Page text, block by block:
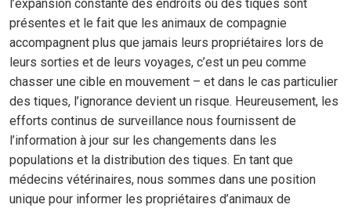
l’expansion constante des endroits où des tiques sont
présentes et le fait que les animaux de compagnie
accompagnent plus que jamais leurs propriétaires lors de
leurs sorties et de leurs voyages, c’est un peu comme
chasser une cible en mouvement – et dans le cas particulier
des tiques, l’ignorance devient un risque. Heureusement, les
efforts continus de surveillance nous fournissent de
l’information à jour sur les changements dans les
populations et la distribution des tiques. En tant que
médecins vétérinaires, nous sommes dans une position
unique pour informer les propriétaires d’animaux de